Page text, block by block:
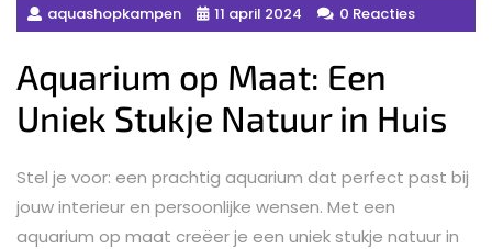
aquashopkampen 11 april 2024 0 Reacties
Aquarium op Maat: Een
Uniek Stukje Natuur in Huis
Stel je voor: een prachtig aquarium dat perfect past bij
jouw interieur en persoonlijke wensen. Met een
aquarium op maat creëer je een uniek stukje natuur in